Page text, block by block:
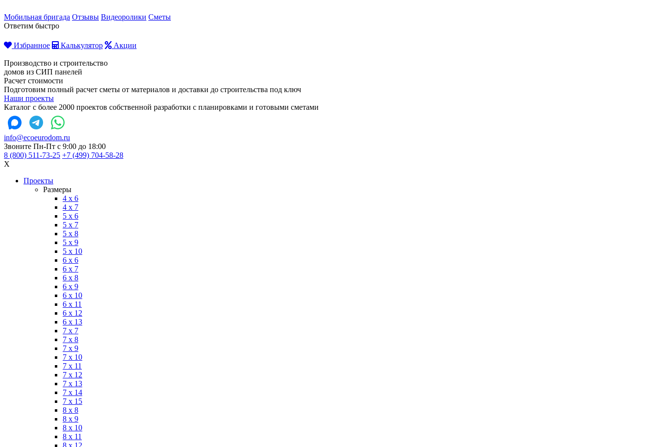
Мобильная бригада Отзывы Видеоролики Сметы
Ответим быстро
Избранное Калькулятор Акции
Производство и строительство
домов из СИП панелей
Расчет стоимости
Подготовим полный расчет сметы от материалов и доставки до строительства под ключ
Наши проекты
Каталог с более 2000 проектов собственной разработки с планировками и готовыми сметами
info@ecoeurodom.ru
Звоните Пн-Пт с 9:00 до 18:00
8 (800) 511-73-25 +7 (499) 704-58-28
X
Проекты
Размеры
4 x 6
4 x 7
5 x 6
5 x 7
5 x 8
5 x 9
5 x 10
6 x 6
6 x 7
6 x 8
6 x 9
6 x 10
6 x 11
6 x 12
6 x 13
7 x 7
7 x 8
7 x 9
7 x 10
7 x 11
7 x 12
7 x 13
7 x 14
7 x 15
8 x 8
8 x 9
8 x 10
8 x 11
8 x 12